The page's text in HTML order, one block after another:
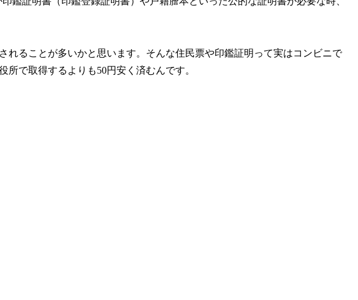
れることが多いかと思います。そんな住民票や印鑑証明って実はコンビニで
で取得するよりも50円安く済むんです。